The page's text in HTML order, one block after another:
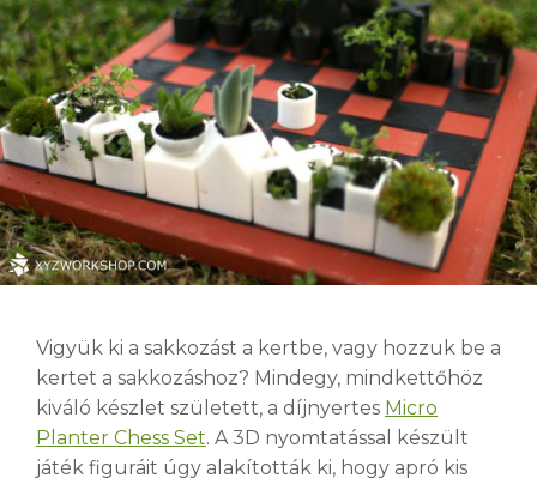
Vigyük ki a sakkozást a kertbe, vagy hozzuk be a
kertet a sakkozáshoz? Mindegy, mindkettőhöz
kiváló készlet született, a díjnyertes Micro
Planter Chess Set. A 3D nyomtatással készült
játék figuráit úgy alakították ki, hogy apró kis